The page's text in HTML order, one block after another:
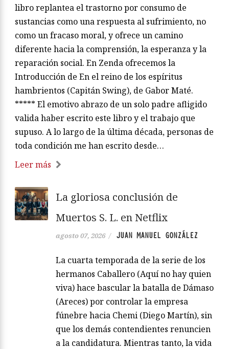
libro replantea el trastorno por consumo de
sustancias como una respuesta al sufrimiento, no
como un fracaso moral, y ofrece un camino
diferente hacia la comprensión, la esperanza y la
reparación social. En Zenda ofrecemos la
Introducción de En el reino de los espíritus
hambrientos (Capitán Swing), de Gabor Maté.
***** El emotivo abrazo de un solo padre afligido
valida haber escrito este libro y el trabajo que
supuso. A lo largo de la última década, personas de
toda condición me han escrito desde…
Leer más
La gloriosa conclusión de
Muertos S. L. en Netflix
agosto 07, 2026 / JUAN MANUEL GONZÁLEZ
La cuarta temporada de la serie de los
hermanos Caballero (Aquí no hay quien
viva) hace bascular la batalla de Dámaso
(Areces) por controlar la empresa
fúnebre hacia Chemi (Diego Martín), sin
que los demás contendientes renuncien
a la candidatura. Mientras tanto, la vida